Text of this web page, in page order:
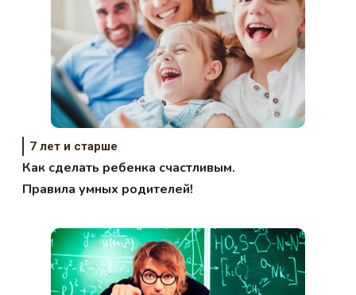
7 лет и старше
Как сделать ребенка счастливым.
Правила умных родителей!